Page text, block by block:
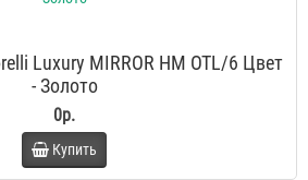
Luxury MIRROR HM OTL/6 Цвет
- Золото
0р.
Купить